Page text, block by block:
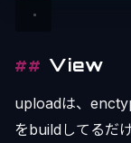
View
uploadは、
をbuildしてるだ